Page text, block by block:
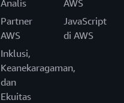
Analis
Partner
AWS
Inklusi,
Keanekaragaman,
dan
Ekuitas
AWS
JavaScript
di AWS